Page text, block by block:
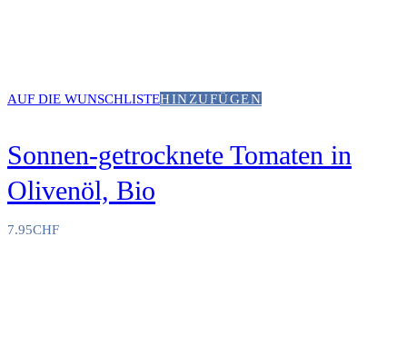
AUF DIE WUNSCHLISTEHINZUFÜGEN
Sonnen-getrocknete Tomaten in
Olivenöl, Bio
7.95CHF